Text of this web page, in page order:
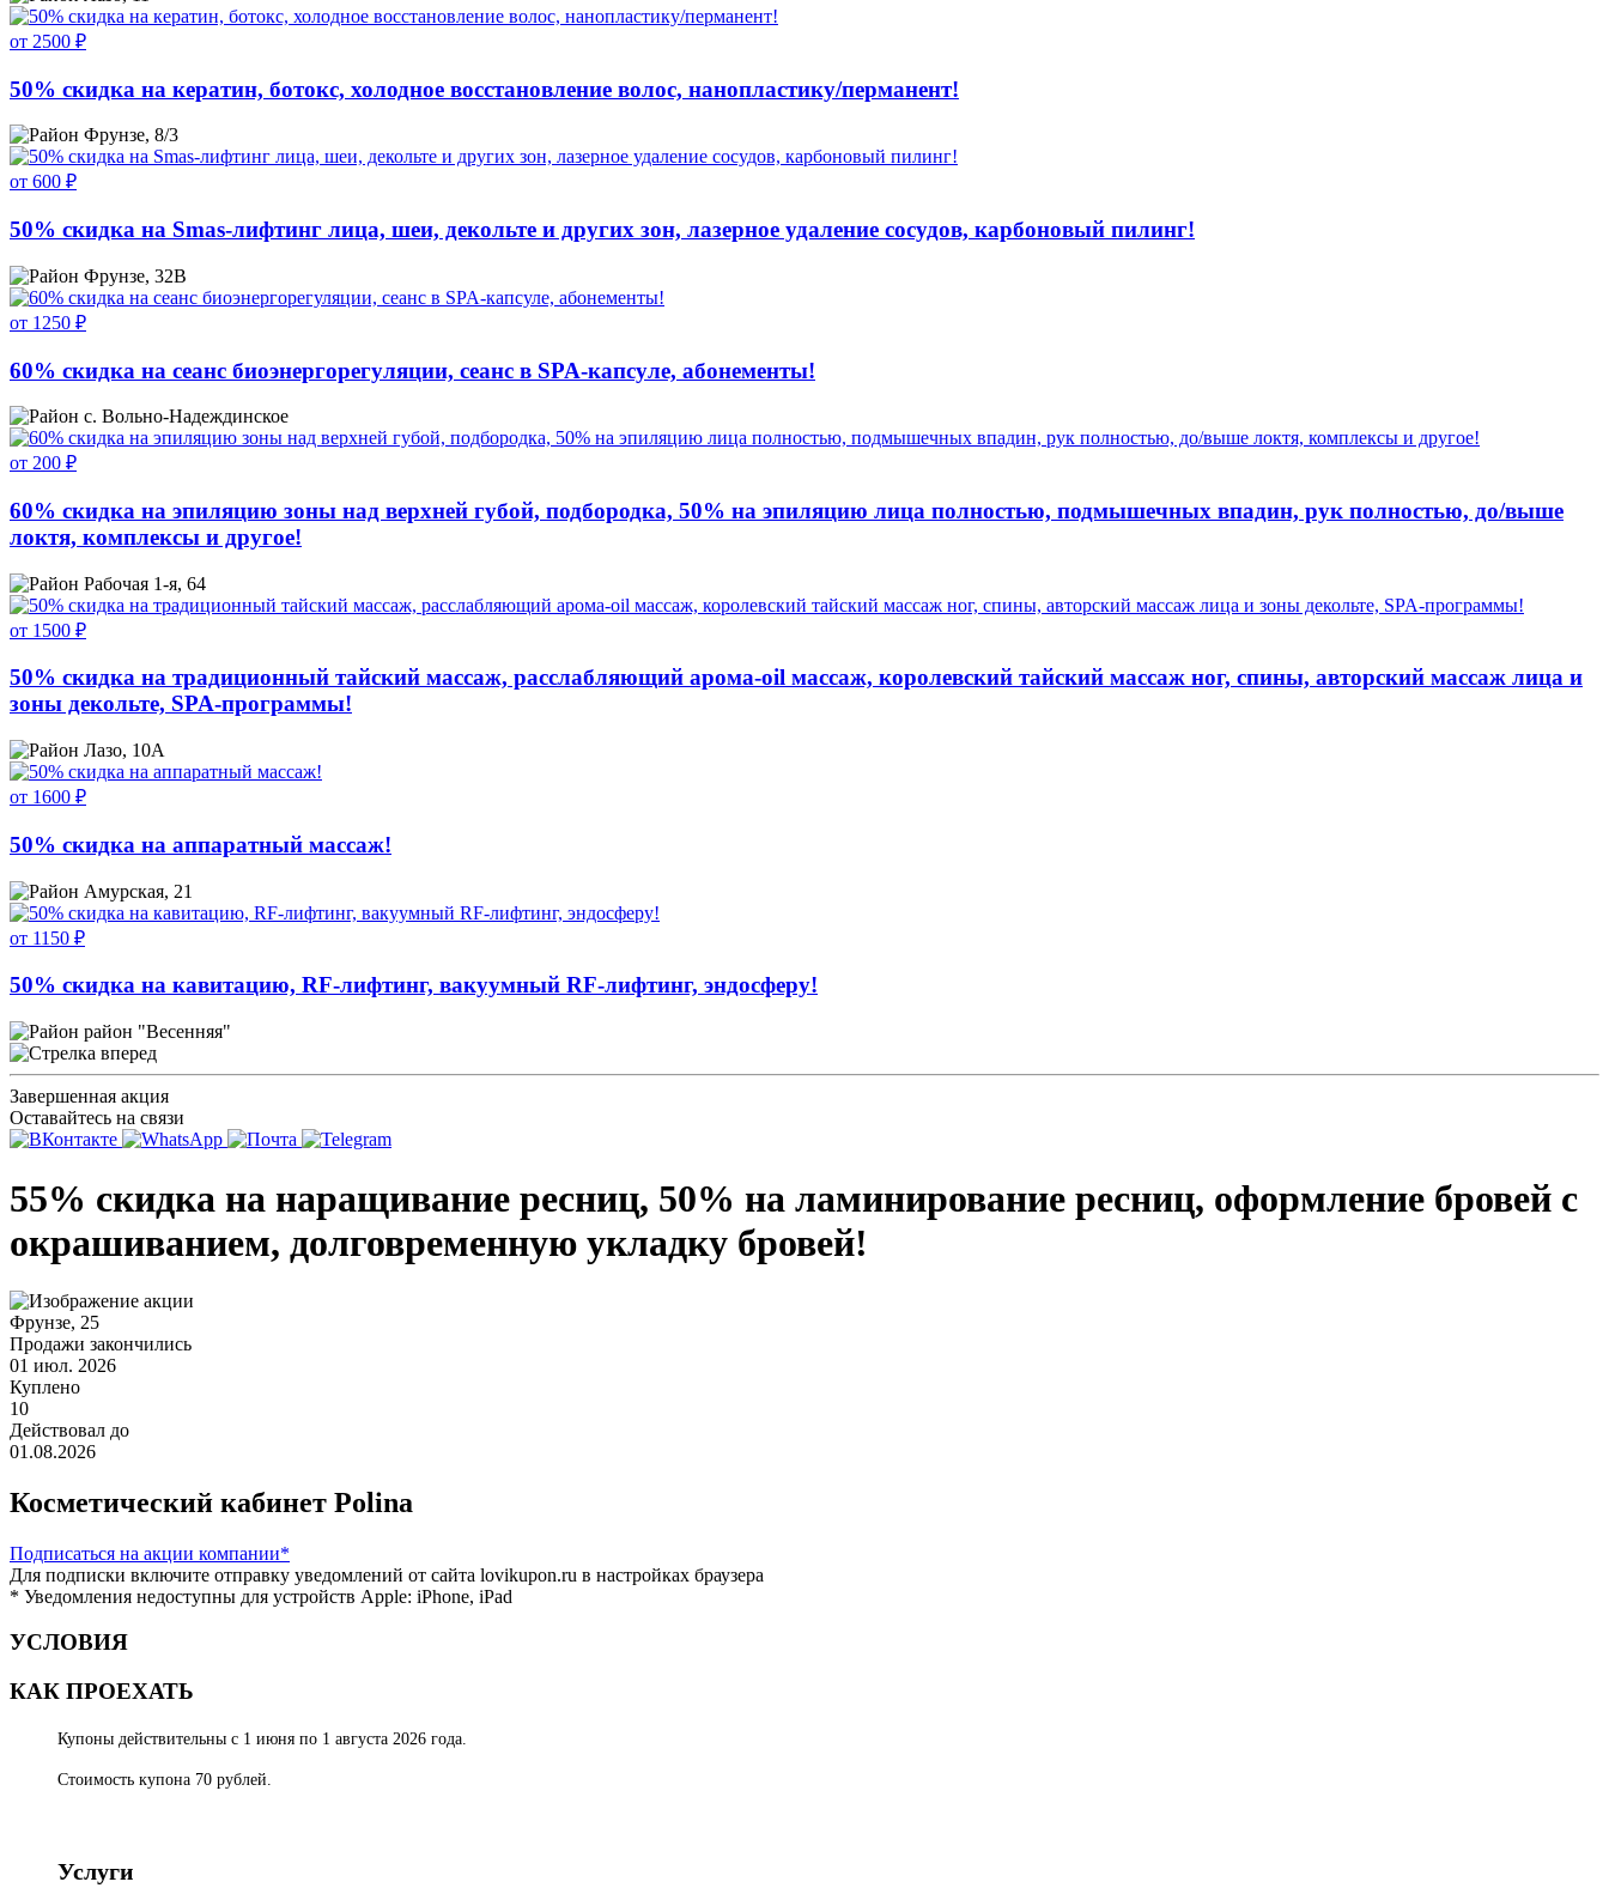
от 2500 ₽
50% скидка на кератин, ботокс, холодное восстановление волос, нанопластику/перманент!
Фрунзе, 8/3
от 600 ₽
50% скидка на Smas-лифтинг лица, шеи, декольте и других зон, лазерное удаление сосудов, карбоновый пилинг!
Фрунзе, 32В
от 1250 ₽
60% скидка на сеанс биоэнергорегуляции, сеанс в SPA-капсуле, абонементы!
с. Вольно-Надеждинское
от 200 ₽
60% скидка на эпиляцию зоны над верхней губой, подбородка, 50% на эпиляцию лица полностью, подмышечных впадин, рук полностью, до/выше
локтя, комплексы и другое!
Рабочая 1-я, 64
от 1500 ₽
50% скидка на традиционный тайский массаж, расслабляющий арома-oil массаж, королевский тайский массаж ног, спины, авторский массаж лица и
зоны декольте, SPA-программы!
Лазо, 10А
от 1600 ₽
50% скидка на аппаратный массаж!
Амурская, 21
от 1150 ₽
50% скидка на кавитацию, RF-лифтинг, вакуумный RF-лифтинг, эндосферу!
район "Весенняя"
Завершенная акция
Оставайтесь на связи
55% скидка на наращивание ресниц, 50% на ламинирование ресниц, оформление бровей с
окрашиванием, долговременную укладку бровей!
Фрунзе, 25
Продажи закончились
01 июл. 2026
Куплено
10
Действовал до
01.08.2026
Косметический кабинет Polina
Подписаться на акции компании*
Для подписки включите отправку уведомлений от сайта lovikupon.ru в настройках браузера
* Уведомления недоступны для устройств Apple: iPhone, iPad
УСЛОВИЯ
КАК ПРОЕХАТЬ
Купоны действительны с 1 июня по 1 августа 2026 года.
Стоимость купона 70 рублей.
Услуги